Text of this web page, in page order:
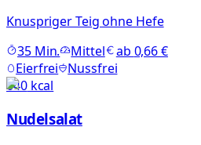
Knuspriger Teig ohne Hefe
35Min. Mittel ab 0,66 €
Eierfrei
Nussfrei
640kcal
Nudelsalat